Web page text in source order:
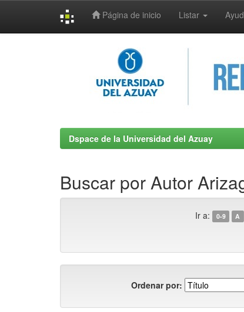
Página de inicio Listar
Dspace de la Universidad del Azuay
Buscar por Autor
Ir a: 0-9 A
Ordenar por: